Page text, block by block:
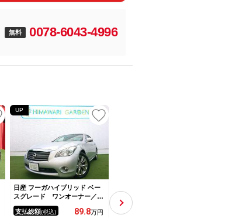
無料 0078-6043-4996
UP
日産 フーガハイブリッド ベー
スグレード ワンオーナー／Ｈ
ＩＤ／ハーフレザーシート／純
正ＨＤＤナビ＆地デジＴＶ／パ
支払総額(税込) 89.8万円
スグレード 純正メーカーナ
ビ 【ＯＢＤ検査済み】 アラ
ウンドビューモニター 純正ド
支払総額